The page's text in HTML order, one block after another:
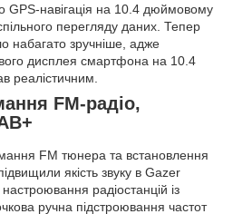
GPS-навігація на 10.4 дюймовому
перегляду даних. Тепер
набагато зручніше, адже
дисплея смартфона на 10.4
реалістичним.
FM-радіо,
FM тюнера та встановлення
якість звуку в Gazer
радіостанцій із
ручна підстроювання частот